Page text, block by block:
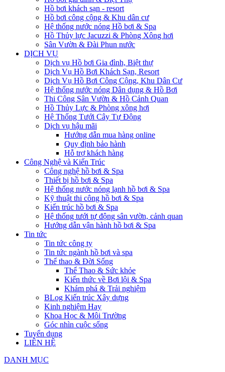
Hồ bơi khách sạn - resort
Hồ bơi công cộng & Khu dân cư
Hệ thống nước nóng Hồ bơi & Spa
Hồ Thủy lực Jacuzzi & Phòng Xông hơi
Sân Vườn & Đài Phun nước
DỊCH VỤ
Dịch vụ Hồ bơi Gia đình, Biệt thự
Dịch Vụ Hồ Bơi Khách Sạn, Resort
Dịch Vụ Hồ Bơi Công Cộng, Khu Dân Cư
Hệ thống nước nóng Dân dụng & Hồ Bơi
Thi Công Sân Vườn & Hồ Cảnh Quan
Hồ Thủy Lực & Phòng xông hơi
Hệ Thống Tưới Cây Tự Động
Dịch vụ hậu mãi
Hướng dẫn mua hàng online
Quy định bảo hành
Hỗ trợ khách hàng
Công Nghệ và Kiến Trúc
Công nghệ hồ bơi & Spa
Thiết bị hồ bơi & Spa
Hệ thống nước nóng lạnh hồ bơi & Spa
Kỹ thuật thi công hồ bơi & Spa
Kiến trúc hồ bơi & Spa
Hệ thống tưới tự động sân vườn, cảnh quan
Hướng dẫn vận hành hồ bơi & Spa
Tin tức
Tin tức công ty
Tin tức ngành hồ bơi và spa
Thể thao & Đời Sống
Thể Thao & Sức khỏe
Kiến thức về Bơi lội & Spa
Khám phá & Trải nghiệm
BLog Kiến trúc Xây dựng
Kinh nghiệm Hay
Khoa Học & Môi Trường
Góc nhìn cuộc sống
Tuyển dụng
LIÊN HỆ
DANH MỤC